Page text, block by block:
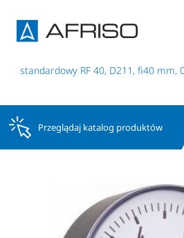
standardowy RF 40, D211, fi40 mm,
Przeglądaj katalog produktów